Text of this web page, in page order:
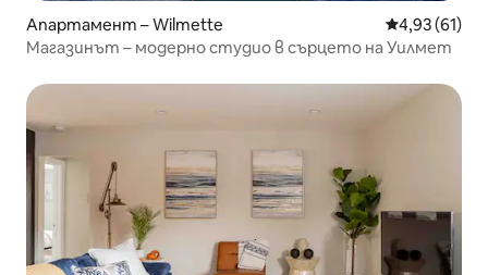
Апартамент – Wilmette Средна
4,93 (61)
Магазинът – модерно студио в сърцето на Уилмет